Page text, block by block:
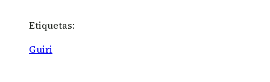
Etiquetas:
Guiri